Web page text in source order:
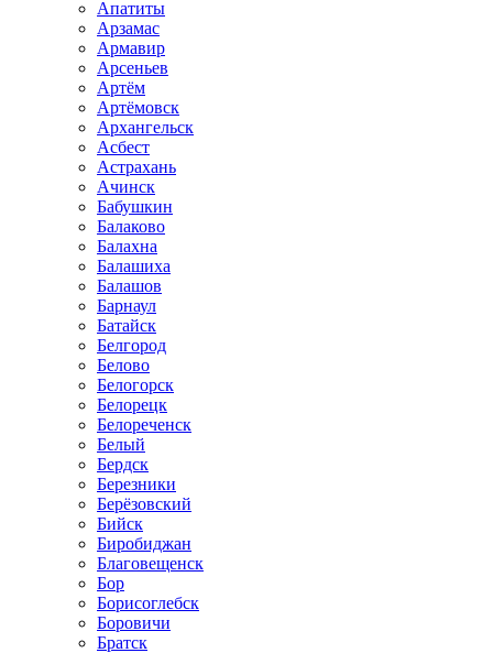
Апатиты
Арзамас
Армавир
Арсеньев
Артём
Артёмовск
Архангельск
Асбест
Астрахань
Ачинск
Бабушкин
Балаково
Балахна
Балашиха
Балашов
Барнаул
Батайск
Белгород
Белово
Белогорск
Белорецк
Белореченск
Белый
Бердск
Березники
Берёзовский
Бийск
Биробиджан
Благовещенск
Бор
Борисоглебск
Боровичи
Братск